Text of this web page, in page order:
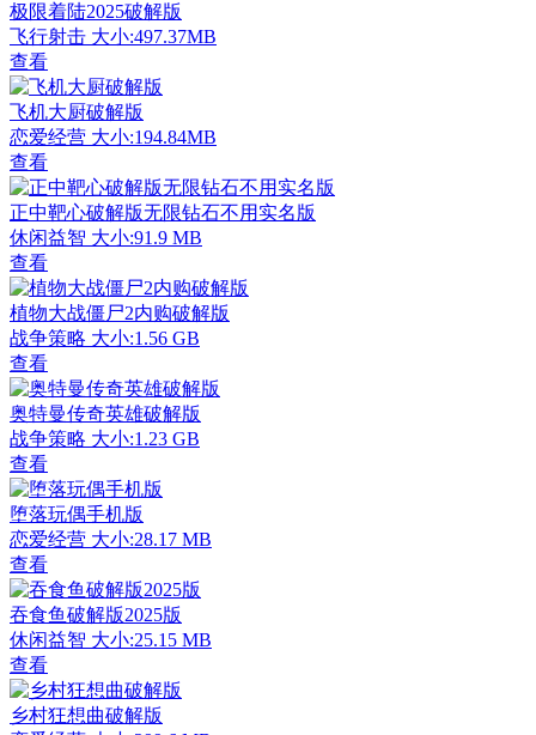
极限着陆2025破解版
飞行射击 大小:497.37MB
查看
飞机大厨破解版
恋爱经营 大小:194.84MB
查看
正中靶心破解版无限钻石不用实名版
休闲益智 大小:91.9 MB
查看
植物大战僵尸2内购破解版
战争策略 大小:1.56 GB
查看
奥特曼传奇英雄破解版
战争策略 大小:1.23 GB
查看
堕落玩偶手机版
恋爱经营 大小:28.17 MB
查看
吞食鱼破解版2025版
休闲益智 大小:25.15 MB
查看
乡村狂想曲破解版